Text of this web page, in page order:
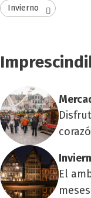
Invierno
El